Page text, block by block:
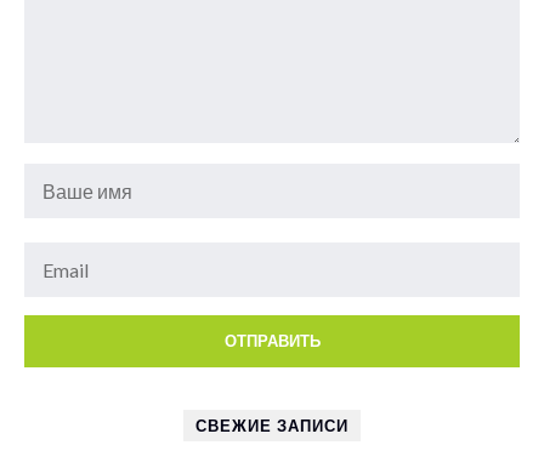
СВЕЖИЕ ЗАПИСИ